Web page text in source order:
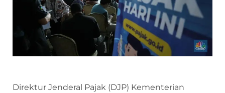
Direktur Jenderal Pajak (DJP) Kementerian